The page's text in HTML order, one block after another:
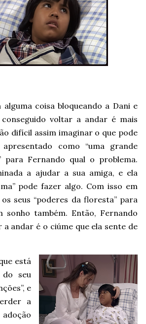
coisa bloqueando a Dani e
voltar a andar é mais
difícil assim imaginar o que pode
como “uma grande
para Fernando qual o problema.
a ajudar a sua amiga, e ela
pode fazer algo. Com isso em
seus “poderes da floresta” para
também. Então, Fernando
andar é o ciúme que ela sente de
está
seu
e
a